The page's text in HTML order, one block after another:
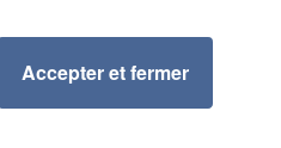
Accepter et fermer